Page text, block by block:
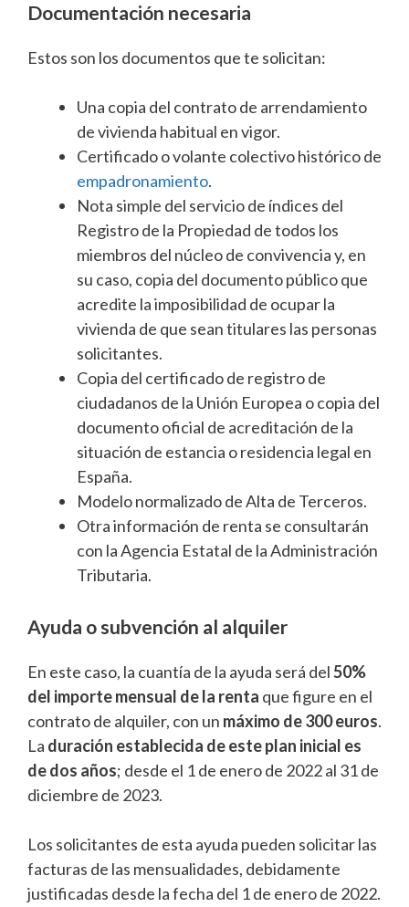
Documentación necesaria
Estos son los documentos que te solicitan:
Una copia del contrato de arrendamiento
de vivienda habitual en vigor.
Certificado o volante colectivo histórico de
empadronamiento.
Nota simple del servicio de índices del
Registro de la Propiedad de todos los
miembros del núcleo de convivencia y, en
su caso, copia del documento público que
acredite la imposibilidad de ocupar la
vivienda de que sean titulares las personas
solicitantes.
Copia del certificado de registro de
ciudadanos de la Unión Europea o copia del
documento oficial de acreditación de la
situación de estancia o residencia legal en
España.
Modelo normalizado de Alta de Terceros.
Otra información de renta se consultarán
con la Agencia Estatal de la Administración
Tributaria.
Ayuda o subvención al alquiler
En este caso, la cuantía de la ayuda será del50%
del importe mensual de la renta que figure en el
contrato de alquiler, con un máximo de 300 euros.
La duración establecida de este plan inicial es
de dos años; desde el 1 de enero de 2022 al 31 de
diciembre de 2023.
Los solicitantes de esta ayuda pueden solicitar las
facturas de las mensualidades, debidamente
justificadas desde la fecha del 1 de enero de 2022.